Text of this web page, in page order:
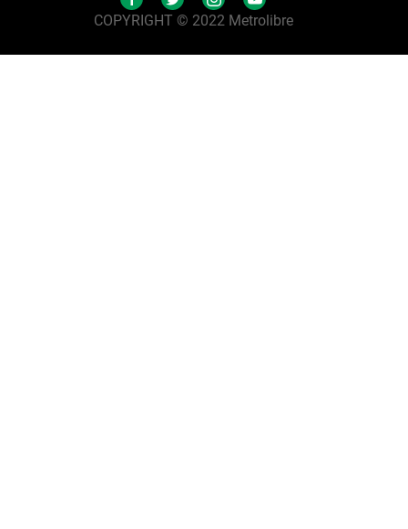
COPYRIGHT © 2022 Metrolibre